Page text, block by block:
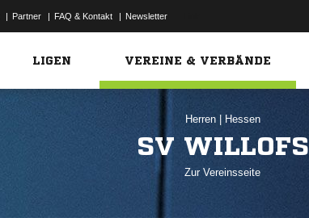
| Partner | FAQ & Kontakt | Newsletter
LIGEN VEREINE & VERBÄNDE
Herren Hessen
SV WILLOFS
Zur Vereinsseite